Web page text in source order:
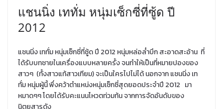
แชนนิ่ง เททั่ม หนุ่มเซ็กซี่ที่ซู้ด ปี
2012
แชนนิ่ง เททั่ม หนุ่มเซ็กซี่ที่ซู้ด ปี 2012 หนุ่มหล่อล่ำบึก สะอาดสะอ้าน ที่
ได้รับบทชายในเครื่องแบบหลายครั้ง จนทำให้เป็นที่หมายปองของ
สาวๆ (ทั้งสาวแท้สาวเทียม) จะเป็นใครไปไม่ได้ นอกจาก แชนนิ่ง เท
ทั่ม หนุ่มผู้นี้ พึ่งคว้าตำแหน่งหนุ่มเซ็กซี่สุดยอดประจำปี 2012 มา
หมาดๆๆ โดยได้รับคะแนนโหวตท่วมท้น จากการจัดอันดับของ
นิตยสารดัง